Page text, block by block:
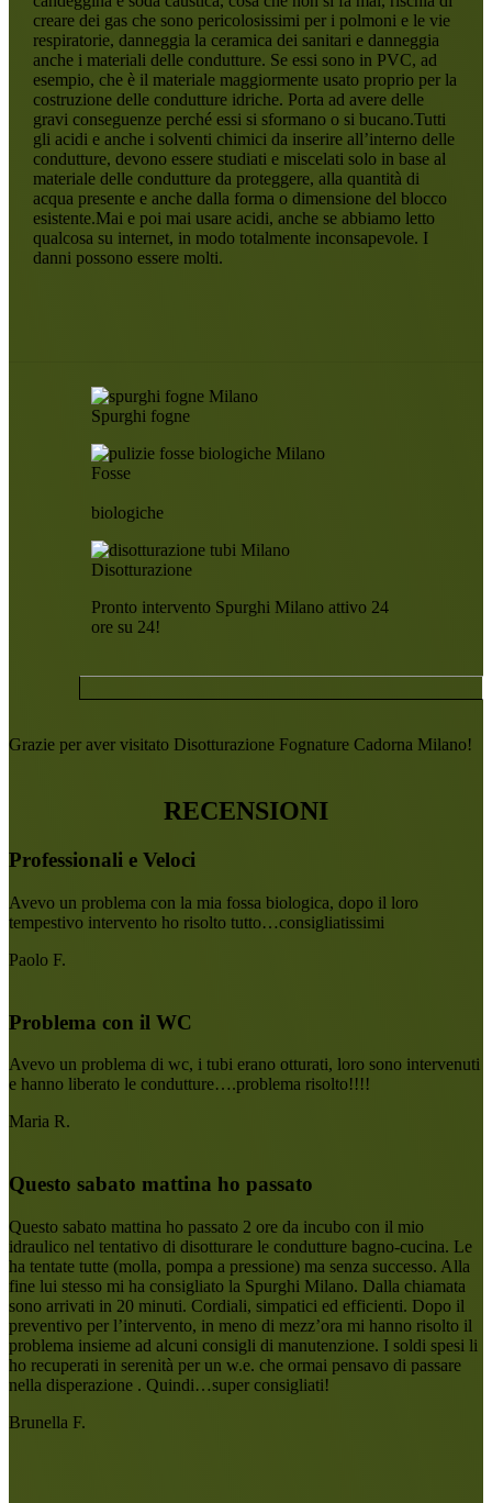
creare dei gas che sono pericolosissimi per i polmoni e le vie
respiratorie, danneggia la ceramica dei sanitari e danneggia
anche i materiali delle condutture. Se essi sono in PVC, ad
esempio, che è il materiale maggiormente usato proprio per la
costruzione delle condutture idriche. Porta ad avere delle
gravi conseguenze perché essi si sformano o si bucano.Tutti
gli acidi e anche i solventi chimici da inserire all’interno delle
condutture, devono essere studiati e miscelati solo in base al
materiale delle condutture da proteggere, alla quantità di
acqua presente e anche dalla forma o dimensione del blocco
esistente.Mai e poi mai usare acidi, anche se abbiamo letto
qualcosa su internet, in modo totalmente inconsapevole. I
danni possono essere molti.
Spurghi fogne
Fosse
biologiche
Disotturazione
Pronto intervento Spurghi Milano attivo 24
ore su 24!
Grazie per aver visitato Disotturazione Fognature Cadorna Milano!
RECENSIONI
Professionali e Veloci
Avevo un problema con la mia fossa biologica, dopo il loro
tempestivo intervento ho risolto tutto…consigliatissimi
Paolo F.
Problema con il WC
Avevo un problema di wc, i tubi erano otturati, loro sono intervenuti
e hanno liberato le condutture….problema risolto!!!!
Maria R.
Questo sabato mattina ho passato
Questo sabato mattina ho passato 2 ore da incubo con il mio
idraulico nel tentativo di disotturare le condutture bagno-cucina. Le
ha tentate tutte (molla, pompa a pressione) ma senza successo. Alla
fine lui stesso mi ha consigliato la Spurghi Milano. Dalla chiamata
sono arrivati in 20 minuti. Cordiali, simpatici ed efficienti. Dopo il
preventivo per l’intervento, in meno di mezz’ora mi hanno risolto il
problema insieme ad alcuni consigli di manutenzione. I soldi spesi li
ho recuperati in serenità per un w.e. che ormai pensavo di passare
nella disperazione . Quindi…super consigliati!
Brunella F.